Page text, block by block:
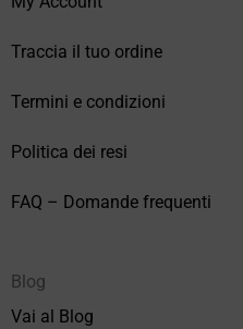
Traccia il tuo ordine
Termini e condizioni
Politica dei resi
FAQ – Domande frequenti
Blog
Vai al Blog